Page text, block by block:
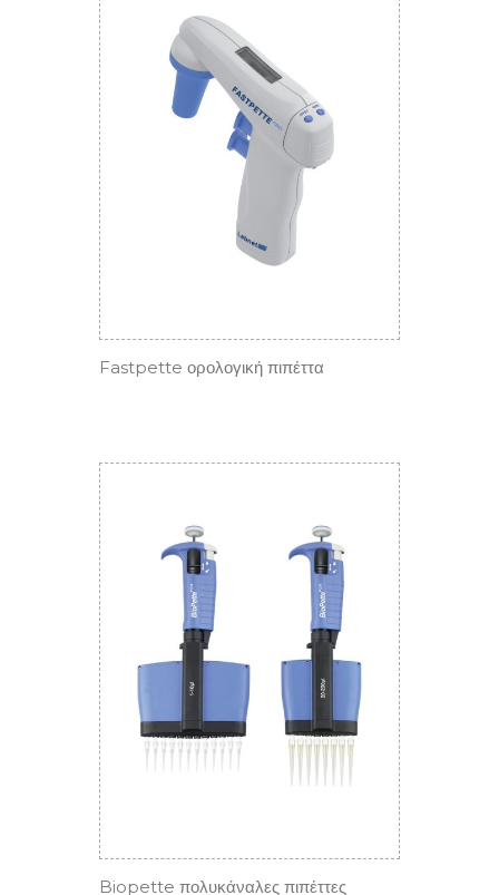
Fastpette ορολογική πιπέττα
Biopette πολυκάναλες πιπέττες